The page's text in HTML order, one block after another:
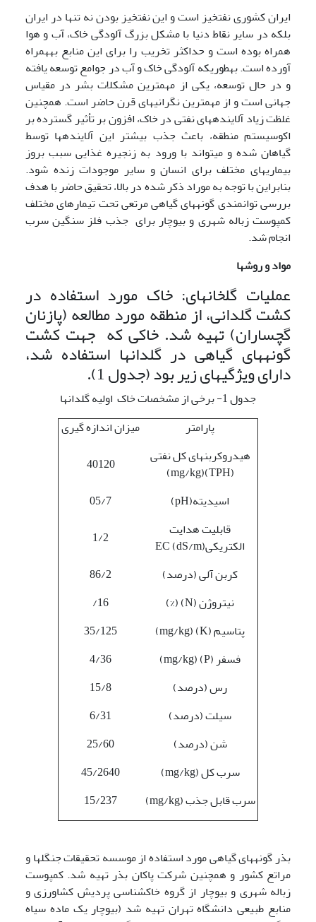
ایران کشوری نفت­خیز است و این نفت­خیز بودن نه تنها در ایران
بلکه در سایر نقاط دنیا با مشکل بزرگ آلودگی خاک، آب و هوا
همراه بوده است و حداکثر تخریب را برای این منابع به­همراه
آورده است. به­طوری­که آلودگی خاک و آب در جوامع توسعه یافته
و در حال توسعه، یکی از مهمترین مشکلات بشر در مقیاس
جهانی است و از مهمترین نگرانی­های قرن حاضر است. همچنین
غلظت زیاد آلاینده­های نفتی در خاک، افزون بر تأثیر گسترده بر
اکوسیستم منطقه، باعث جذب بیشتر این آلاینده­ها توسط
گیاهان شده و می­تواند با ورود به زنجیره غذایی سبب بروز
بیماری­های مختلف برای انسان و سایر موجودات زنده شود.
بنابراین با توجه به موراد ذکر شده در بالا، تحقیق حاضر با هدف
بررسی توانمندی گونه­های گیاهی مرتعی تحت تیمارهای مختلف
کمپوست زباله شهری و بیوچار برای جذب فلز سنگین سرب
انجام شد.
مواد و روشها
عملیات گلخانه­ای: خاک مورد استفاده در
کشت گلدانی، از منطقه مورد مطالعه (پازنان
گچساران) تهیه شد. خاکی که جهت کشت
گونه­های گیاهی در گلدان­ها استفاده شد،
دارای ویژگی­های زیر بود (جدول 1).
جدول 1- برخی از مشخصات خاک اولیه گلدان­ها
پارامتر
میزان اندازه گیری
هیدروکربن­های کل نفتی
(TPH)(mg/kg)
40120
اسیدیته(pH)
05/7
قابلیت هدایت
الکتریکیEC (dS/m)
1/2
کربن آلی (درصد)
86/2
نیتروژن (N) (%)
16/
پتاسیم (K) (mg/kg)
35/125
فسفر (P) (mg/kg)
4/36
رس (درصد)
15/8
سیلت (درصد)
6/31
شن (درصد)
25/60
سرب کل (mg/kg)
45/2640
سرب قابل جذب (mg/kg)
15/237
بذر گونه­های گیاهی مورد استفاده از موسسه تحقیقات جنگل­ها و
مراتع کشور و همچنین شرکت پاکان بذر تهیه شد. کمپوست
زباله شهری و بیوچار از گروه خاکشناسی پردیش کشاورزی و
منابع طبیعی دانشگاه تهران تهیه شد (بیوچار یک ماده سیاه